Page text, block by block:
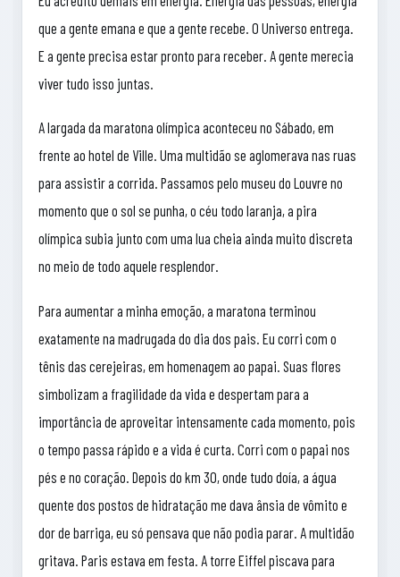
que a gente emana e que a gente recebe. O Universo entrega.
E a gente precisa estar pronto para receber. A gente merecia
viver tudo isso juntas.
A largada da maratona olímpica aconteceu no Sábado, em
frente ao hotel de Ville. Uma multidão se aglomerava nas ruas
para assistir a corrida. Passamos pelo museu do Louvre no
momento que o sol se punha, o céu todo laranja, a pira
olímpica subia junto com uma lua cheia ainda muito discreta
no meio de todo aquele resplendor.
Para aumentar a minha emoção, a maratona terminou
exatamente na madrugada do dia dos pais. Eu corri com o
tênis das cerejeiras, em homenagem ao papai. Suas flores
simbolizam a fragilidade da vida e despertam para a
importância de aproveitar intensamente cada momento, pois
o tempo passa rápido e a vida é curta. Corri com o papai nos
pés e no coração. Depois do km 30, onde tudo doía, a água
quente dos postos de hidratação me dava ânsia de vômito e
dor de barriga, eu só pensava que não podia parar. A multidão
gritava. Paris estava em festa. A torre Eiffel piscava para